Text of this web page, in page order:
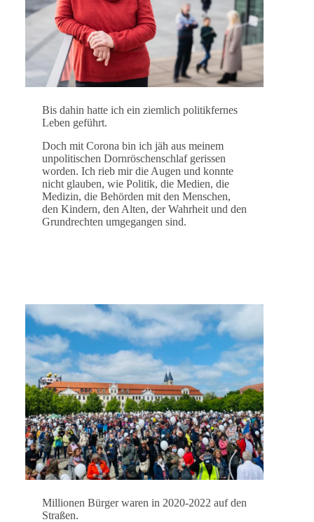
Bis dahin hatte ich ein ziemlich politikfernes
Leben geführt.
Doch mit Corona bin ich jäh aus meinem
unpolitischen Dornröschenschlaf gerissen
worden. Ich rieb mir die Augen und konnte
nicht glauben, wie Politik, die Medien, die
Medizin, die Behörden mit den Menschen,
den Kindern, den Alten, der Wahrheit und den
Grundrechten umgegangen sind.
Millionen Bürger waren in 2020-2022 auf den
Straßen.